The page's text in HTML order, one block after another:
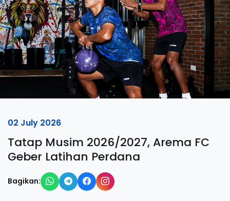
02 July 2026
Tatap Musim 2026/2027, Arema FC
Geber Latihan Perdana
Bagikan: